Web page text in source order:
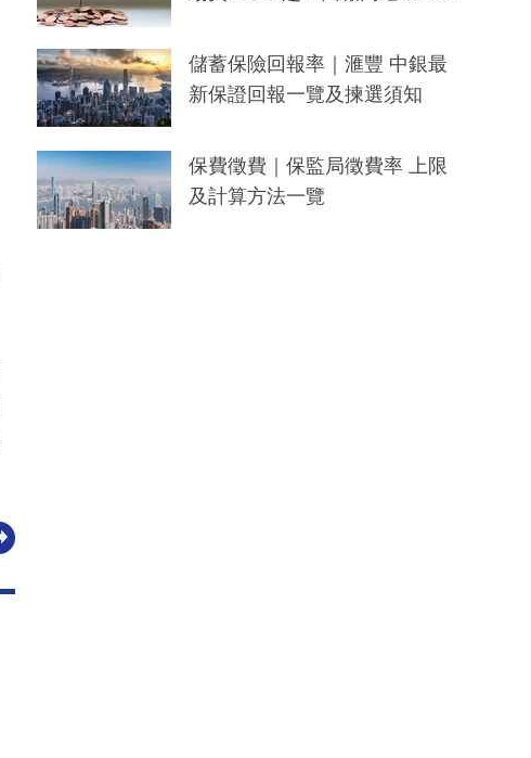
儲蓄保險回報率｜滙豐 中銀最
新保證回報一覽及揀選須知
保費徵費｜保監局徵費率 上限
及計算方法一覽